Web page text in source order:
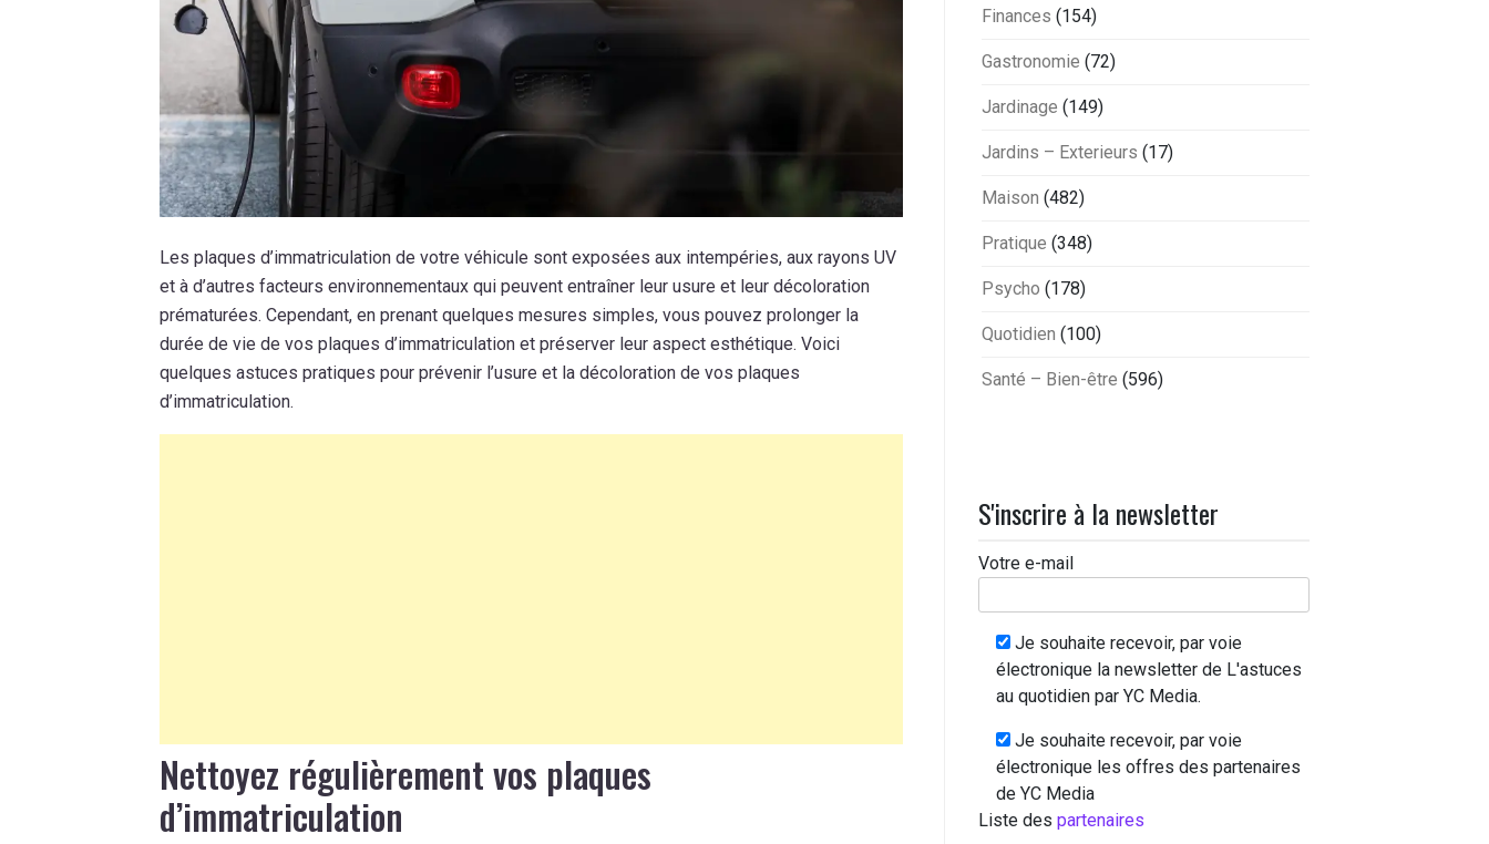
Les plaques d’immatriculation de votre véhicule sont exposées aux intempéries, aux rayons UV
et à d’autres facteurs environnementaux qui peuvent entraîner leur usure et leur décoloration
prématurées. Cependant, en prenant quelques mesures simples, vous pouvez prolonger la
durée de vie de vos plaques d’immatriculation et préserver leur aspect esthétique. Voici
quelques astuces pratiques pour prévenir l’usure et la décoloration de vos plaques
d’immatriculation.
Nettoyez régulièrement vos plaques
d’immatriculation
Finances (154)
Gastronomie (72)
Jardinage (149)
Jardins – Exterieurs (17)
Maison (482)
Pratique (348)
Psycho (178)
Quotidien (100)
Santé – Bien-être (596)
S'inscrire à la newsletter
Votre e-mail
Je souhaite recevoir, par voie
électronique la newsletter de L'astuces
au quotidien par YC Media.
Je souhaite recevoir, par voie
électronique les offres des partenaires
de YC Media
Liste des partenaires